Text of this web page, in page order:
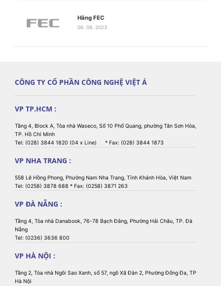
Hãng FEC
06. 08. 2023
CÔNG TY CỔ PHẦN CÔNG NGHỆ VIỆT Á
VP TP.HCM :
Tầng 4, Block A, Tòa nhà Waseco, Số 10 Phổ Quang, phường Tân Sơn Hòa,
TP. Hồ Chí Minh
Tel: (028) 3844 1820 (04 x Line) * Fax: (028) 3844 1873
VP NHA TRANG :
558 Lê Hồng Phong, Phường Nam Nha Trang, Tỉnh Khánh Hòa, Việt Nam
Tel: (0258) 3878 688 * Fax: (0258) 3871 263
VP ĐÀ NẴNG :
Tầng 4, Tòa nhà Danabook, 76-78 Bạch Đằng, Phường Hải Châu, TP. Đà
Nẵng
Tel: (0236) 3636 800
VP HÀ NỘI :
Tầng 2, Tòa nhà Ngôi Sao Xanh, số 57, ngõ Xã Đàn 2, Phường Đống Đa, TP
Hà Nội